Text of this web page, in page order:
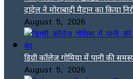
दादेल ने मोराबादी मैदान का किया
August 5, 2026
डिग्री कॉलेज गोमिया में पानी की
August 5, 2026